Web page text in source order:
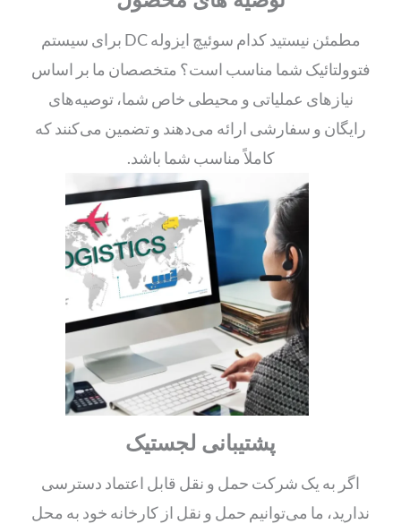
مطمئن نیستید کدام سوئیچ ایزوله DC برای سیستم
فتوولتائیک شما مناسب است؟ متخصصان ما بر اساس
نیازهای عملیاتی و محیطی خاص شما، توصیه‌های
رایگان و سفارشی ارائه می‌دهند و تضمین می‌کنند که
کاملاً مناسب شما باشد.
پشتیبانی لجستیک
اگر به یک شرکت حمل و نقل قابل اعتماد دسترسی
ندارید، ما می‌توانیم حمل و نقل از کارخانه خود به محل